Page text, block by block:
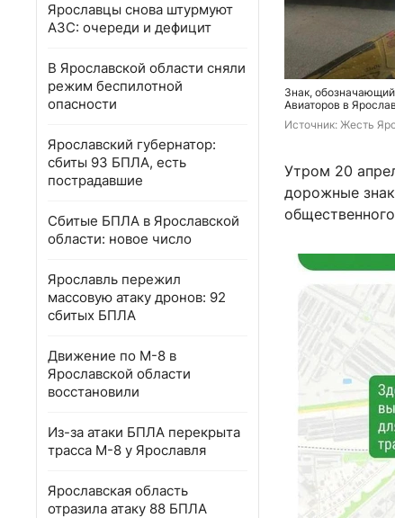
Ярославцы снова штурмуют
АЗС: очереди и дефицит
В Ярославской области сняли
режим беспилотной
опасности
Ярославский губернатор:
сбиты 93 БПЛА, есть
пострадавшие
Сбитые БПЛА в Ярославской
области: новое число
Ярославль пережил
массовую атаку дронов: 92
сбитых БПЛА
Движение по М-8 в
Ярославской области
восстановили
Из-за атаки БПЛА перекрыта
трасса М-8 у Ярославля
Ярославская область
отразила атаку 88 БПЛА
Знак,
Авиаторов в
Источник: Жесть
Утром 20
дорожные